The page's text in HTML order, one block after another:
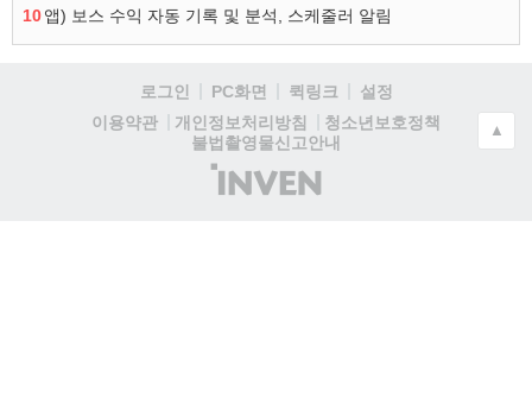
10앱) 보스 수익 자동 기록 및 분석, 스케줄러 알림
로그인 PC화면 퀵링크
설정
이용약관
개인정보처리방침
청소년보호정책
불법촬영물신고안내
(주)
인
▲